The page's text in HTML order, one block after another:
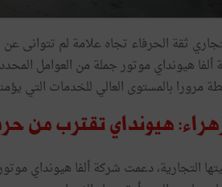
ثقة الحرفاء تجاه علامة لم تتوانى
هيونداي موتور جملة من العوامل
مرورا بالمستوى العالي للخدمات التي
هيونداي تقترب من
التجارية، دعمت شركة ألفا هيونداي